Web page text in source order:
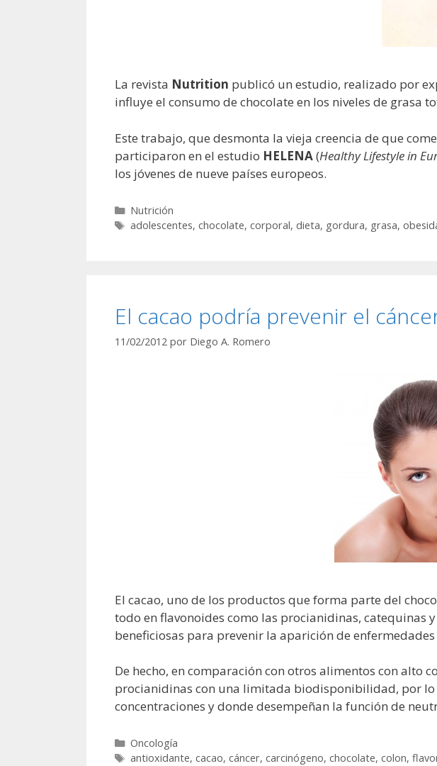
La revista Nutrition publicó un estudio, realizado por
influye el consumo de chocolate en los niveles de grasa
Este trabajo, que desmonta la vieja creencia de que
participaron en el estudio HELENA(Healthy Lifestyle in
los jóvenes de nueve países europeos.
Categorías
Nutrición
Etiquetas
adolescentes, chocolate, corporal, dieta, gordura, grasa,
El cacao podría prevenir el
11/02/2012 por Diego A. Romero
El cacao, uno de los productos que forma parte del
todo en flavonoides como las procianidinas, catequinas
beneficiosas para prevenir la aparición de
De hecho, en comparación con otros alimentos con alto
procianidinas con una limitada biodisponibilidad, por lo
concentraciones y donde desempeñan la función de
Categorías
Oncología
Etiquetas
antioxidante, cacao, cáncer, carcinógeno, chocolate, colon,